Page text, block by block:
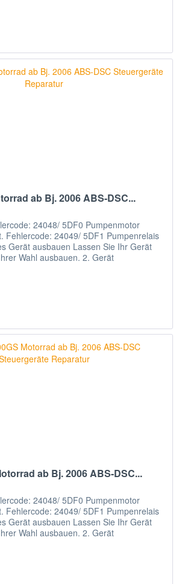
ab Bj. 2006 ABS-DSC...
24048/ 5DF0 Pumpenmotor
Fehlercode: 24049/ 5DF1 Pumpenrelais
Gerät ausbauen Lassen Sie Ihr Gerät
Wahl ausbauen. 2. Gerät
ab Bj. 2006 ABS-DSC...
24048/ 5DF0 Pumpenmotor
Fehlercode: 24049/ 5DF1 Pumpenrelais
Gerät ausbauen Lassen Sie Ihr Gerät
Wahl ausbauen. 2. Gerät